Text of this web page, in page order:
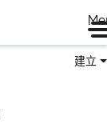
建立